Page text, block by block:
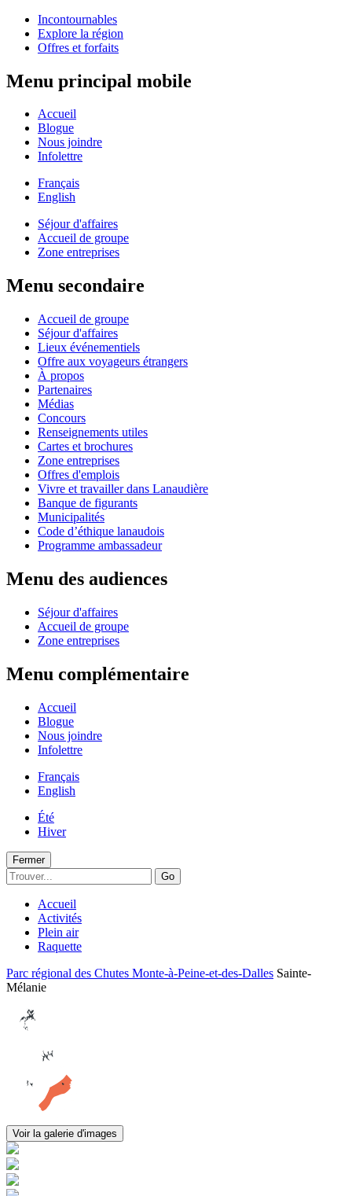
Incontournables
Explore la région
Offres et forfaits
Menu principal mobile
Accueil
Blogue
Nous joindre
Infolettre
Français
English
Séjour d'affaires
Accueil de groupe
Zone entreprises
Menu secondaire
Accueil de groupe
Séjour d'affaires
Lieux événementiels
Offre aux voyageurs étrangers
À propos
Partenaires
Médias
Concours
Renseignements utiles
Cartes et brochures
Zone entreprises
Offres d'emplois
Vivre et travailler dans Lanaudière
Banque de figurants
Municipalités
Code d’éthique lanaudois
Programme ambassadeur
Menu des audiences
Séjour d'affaires
Accueil de groupe
Zone entreprises
Menu complémentaire
Accueil
Blogue
Nous joindre
Infolettre
Français
English
Été
Hiver
Fermer
Go
Accueil
Activités
Plein air
Raquette
Parc régional des Chutes Monte-à-Peine-et-des-Dalles Sainte-
Mélanie
Voir la galerie d'images